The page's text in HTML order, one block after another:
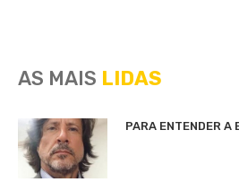
AS MAIS LIDAS
PARA ENTENDER A